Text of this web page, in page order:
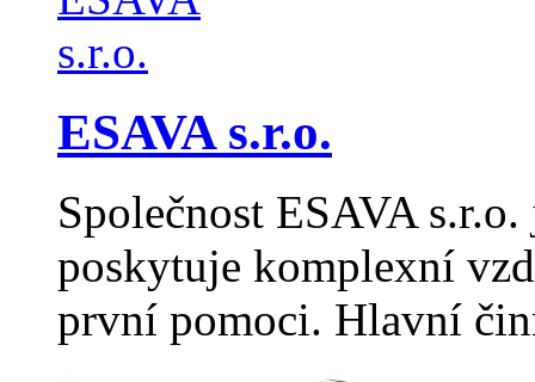
ESAVA s.r.o.
Společnost ESAVA
poskytuje komplexní
první pomoci. Hlavní